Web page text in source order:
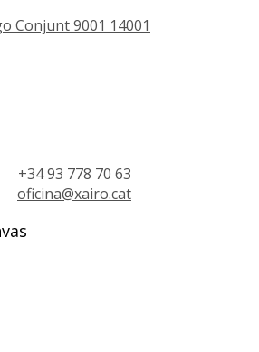
+34 93 778 70 63
oficina@xairo.cat